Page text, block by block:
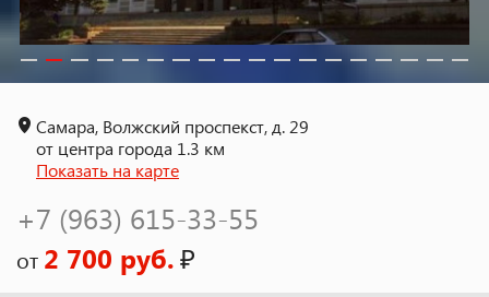
Самара, Волжский проспекст, д. 29
от центра города 1.3 км
Показать на карте
+7 (963) 615-33-55
от 2 700 руб.₽